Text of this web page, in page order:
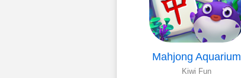
Mahjong Aquarium
Kiwi Fun